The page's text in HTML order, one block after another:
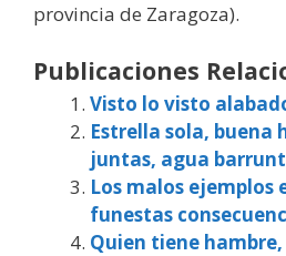
provincia de Zaragoza).
Publicaciones
Visto lo visto
Estrella sola, buena
juntas, agua
Los malos ejemplos
funestas
Quien tiene